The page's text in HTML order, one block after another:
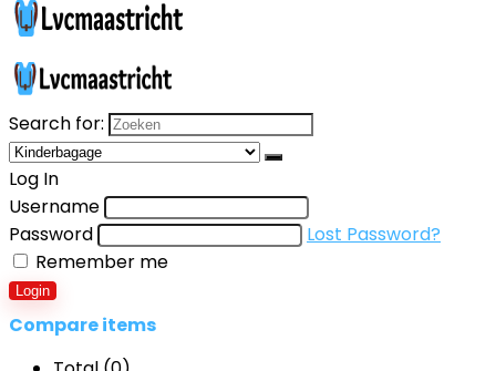
Search for:
Log In
Username
Password
Lost Password?
Remember me
Login
Compare items